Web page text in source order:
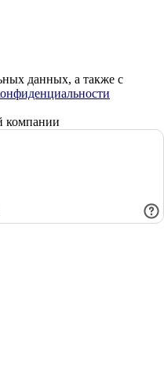
данных, а также с
компании